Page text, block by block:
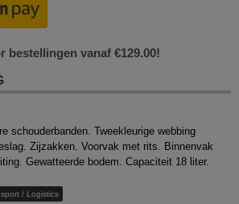
bestellingen vanaf €129.00!
schouderbanden. Tweekleurige webbing
Zijzakken. Voorvak met rits. Binnenvak
Gewatteerde bodem. Capaciteit 18 liter.
/ Logistics